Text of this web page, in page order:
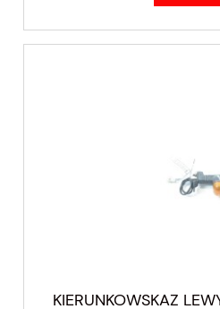
KIERUNKOWSKAZ